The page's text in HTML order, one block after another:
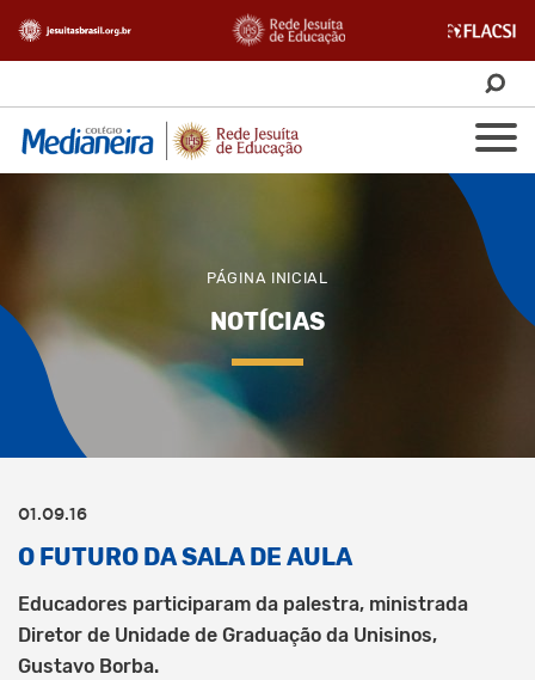
PÁGINA INICIAL
NOTÍCIAS
01.09.16
O FUTURO DA SALA DE AULA
Educadores participaram da palestra, ministrada
Diretor de Unidade de Graduação da Unisinos,
Gustavo Borba.